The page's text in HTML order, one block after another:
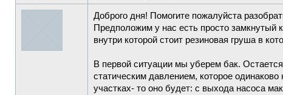
Доброго дня! Помогите пожалуйста
Предположим у нас есть просто замкнутый
внутри которой стоит резиновая груша в
В первой ситуации мы уберем бак.
статическим давлением, которое
участках- то оно будет: с выхода насоса